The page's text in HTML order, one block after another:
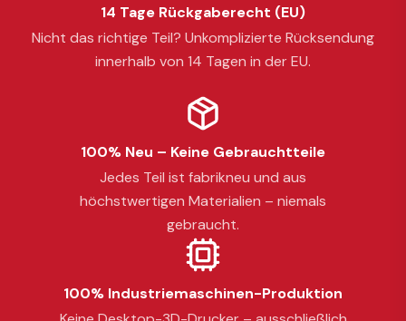
14 Tage Rückgaberecht (EU)
Nicht das richtige Teil? Unkomplizierte Rücksendung
innerhalb von 14 Tagen in der EU.
100% Neu – Keine Gebrauchtteile
Jedes Teil ist fabrikneu und aus
höchstwertigen Materialien – niemals
gebraucht.
100% Industriemaschinen-Produktion